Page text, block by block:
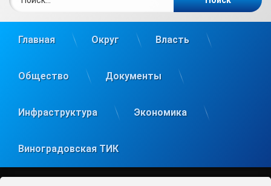
Главная Округ Власть
Общество Документы
Инфраструктура Экономика
Виноградовская ТИК